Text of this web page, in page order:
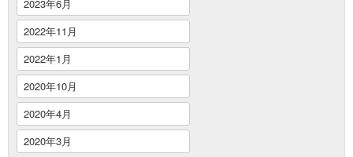
2023年6月
2022年11月
2022年1月
2020年10月
2020年4月
2020年3月